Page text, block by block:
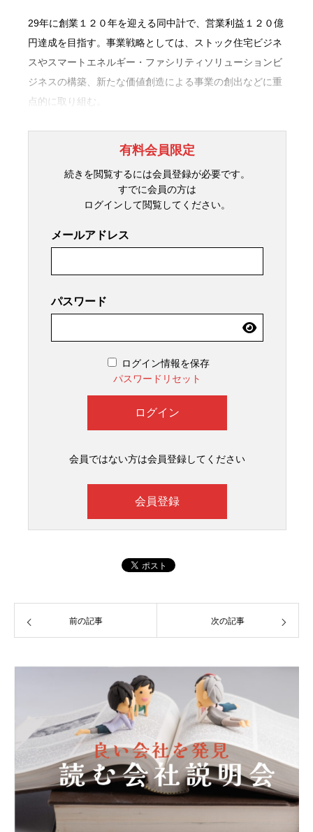
29年に創業１２０年を迎える同中計で、営業利益１２０億
円達成を目指す。事業戦略としては、ストック住宅ビジネ
スやスマートエネルギー・ファシリティソリューションビ
ジネスの構築、新たな価値創造による事業の創出などに重
点的に取り組む。
有料会員限定
続きを閲覧するには会員登録が必要です。
すでに会員の方は
ログインして閲覧してください。
メールアドレス
パスワード
ログイン情報を保存
パスワードリセット
会員ではない方は会員登録してください
会員登録
前の記事 次の記事